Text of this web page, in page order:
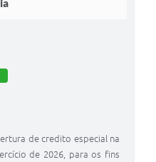
de credito especial na
de 2026, para os fins